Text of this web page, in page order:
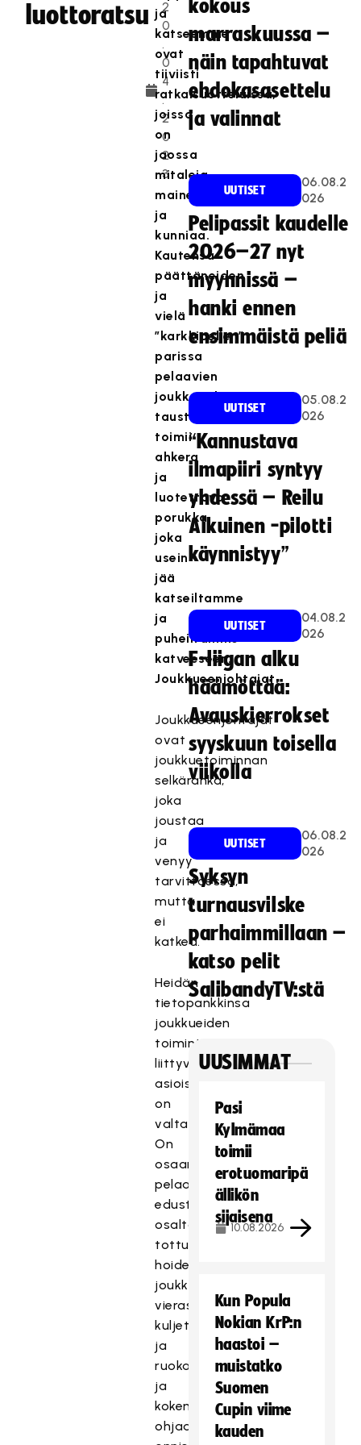
luottoratsu
2
0
.
0
4
.
2
0
2
3
ja
katseemme
ovat
tiiviisti
ratkaisuotteluissa,
joissa
on
jaossa
mitaleja,
mainetta
ja
kunniaa.
Kautensa
päättäneiden
ja
vielä
”karkkipelien”
parissa
pelaavien
joukkueiden
taustoilla
toimii
ahkera
ja
luotettava
porukka,
joka
usein
jää
katseiltamme
ja
puheiltamme
katveeseen.
Joukkueenjohtajat.
Joukkueenjohtajat
ovat
joukkuetoiminnan
selkäranka,
joka
joustaa
ja
venyy
tarvittaessa,
mutta
ei
katkea.
Heidän
tietopankkinsa
joukkueiden
toimintaan
liittyvissä
asioissa
on
valtava.
On
osaamista
pelaajien
edustusoikeussääntöjen
osalta,
tottuneesti
hoidetaan
joukkueen
vieraspelien
kuljetus-
ja
ruokailutilaukset
ja
kokemus
ohjaa
kokous
marraskuussa –
näin tapahtuvat
ehdokasasettelu
ja valinnat
UUTISET
06.08.2
026
Pelipassit kaudelle
2026–27 nyt
myynnissä –
hanki ennen
ensimmäistä peliä
UUTISET
05.08.2
026
“Kannustava
ilmapiiri syntyy
yhdessä – Reilu
Aikuinen -pilotti
käynnistyy”
UUTISET
04.08.2
026
F-liigan alku
häämöttää:
Avauskierrokset
syyskuun toisella
viikolla
UUTISET
06.08.2
026
Syksyn
turnausvilske
parhaimmillaan –
katso pelit
SalibandyTV:stä
UUSIMMAT
Pasi
Kylmämaa
toimii
erotuomaripä
ällikön
sijaisena
10.08.2026
Kun Popula
Nokian KrP:n
haastoi –
muistatko
Suomen
Cupin viime
kauden